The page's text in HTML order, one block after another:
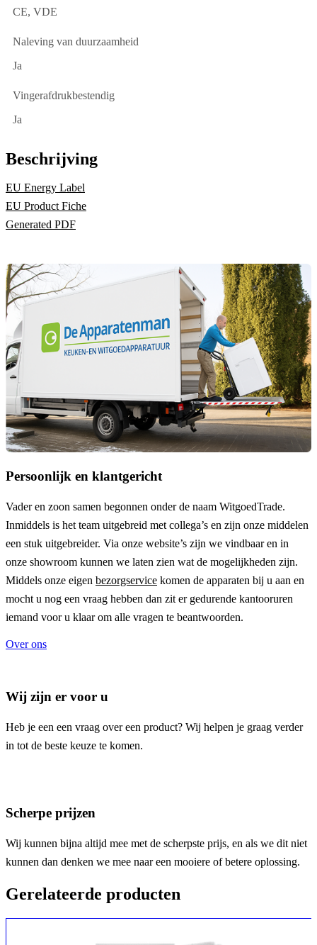
CE, VDE
Naleving van duurzaamheid
Ja
Vingerafdrukbestendig
Ja
Beschrijving
EU Energy Label
EU Product Fiche
Generated PDF
Persoonlijk en klantgericht
Vader en zoon samen begonnen onder de naam WitgoedTrade.
Inmiddels is het team uitgebreid met collega’s en zijn onze middelen
een stuk uitgebreider. Via onze website’s zijn we vindbaar en in
onze showroom kunnen we laten zien wat de mogelijkheden zijn.
Middels onze eigen bezorgservice komen de apparaten bij u aan en
mocht u nog een vraag hebben dan zit er gedurende kantooruren
iemand voor u klaar om alle vragen te beantwoorden.
Over ons
Wij zijn er voor u
Heb je een een vraag over een product? Wij helpen je graag verder
in tot de beste keuze te komen.
Scherpe prijzen
Wij kunnen bijna altijd mee met de scherpste prijs, en als we dit niet
kunnen dan denken we mee naar een mooiere of betere oplossing.
Gerelateerde producten